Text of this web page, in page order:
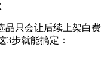
品只会让后续上架白费
3步就能搞定：